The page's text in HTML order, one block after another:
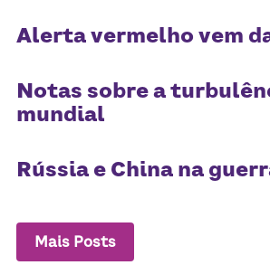
Alerta vermelho vem
Notas sobre a
mundial
Rússia e China na
Mais Posts